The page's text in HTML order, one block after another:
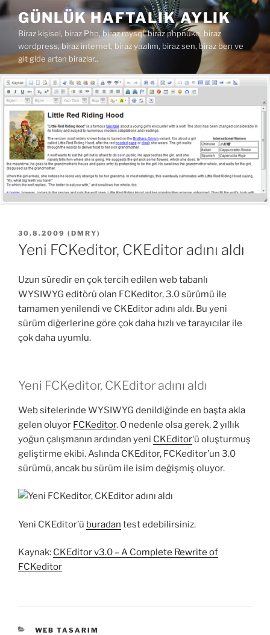
İçeriğe
geç
GÜNLÜK HAFTALIK AYLIK
Biraz kişisel, biraz Php, biraz mysql, biraz phpnuke, biraz
wordpress, biraz internet, biraz yazılım, biraz sen, biraz ben ve
git gide artan birazlar..
YAYIM
TARIHI
30.8.2009 ( DMRY)
Yeni FCKeditor, CKEditor adını aldı
Uzun süredir en çok tercih edilen web tabanlı
WYSIWYG editörü olan FCKeditor, 3.0 sürümü ile
tamamen yenilendi ve CKEditor adını aldı. Bu yeni
sürüm diğerlerine göre çok daha hızlı ve tarayıcılar ile
çok daha uyumlu.
Yeni FCKeditor, CKEditor adını aldı
Web sitelerinde WYSIWYG denildiğinde en başta akla
gelen oluyor FCKeditor. O nedenle olsa gerek, 2 yıllık
yoğun çalışmanın ardından yeni CKEditor‘ü oluşturmuş
geliştirme ekibi. Aslında CKEditor, FCKeditor’un 3.0
sürümü, ancak bu sürüm ile isim değişmiş oluyor.
Yeni CKEditor’ü buradan test edebilirsiniz.
Kaynak: CKEditor v3.0 – A Complete Rewrite of
FCKeditor
KATEGORILER
WEB TASARIM